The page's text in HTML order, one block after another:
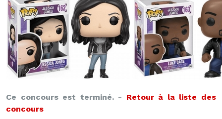
Ce concours est terminé. - Retour à la liste des
concours